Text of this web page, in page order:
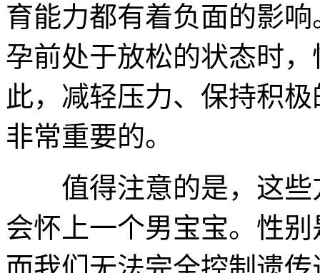
育能力都有着负面的影
孕前处于放松的状态时
此，减轻压力、保持积
非常重要的。
值得注意的是，这些
会怀上一个男宝宝。性